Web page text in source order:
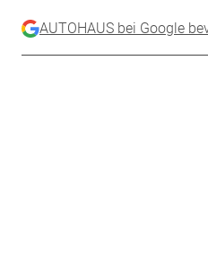
AUTOHAUS bei Google